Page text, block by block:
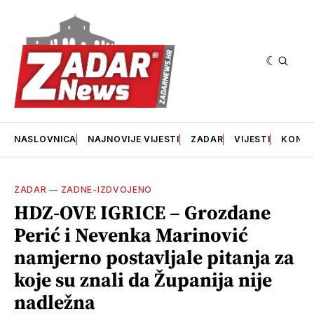
NASLOVNICA NAJNOVIJE VIJESTI ZADAR VIJESTI
ZADAR — ZADNE-IZDVOJENO
HDZ-OVE IGRICE – Grozdane
Perić i Nevenka Marinović
namjerno postavljale pitanja za
koje su znali da Županija nije
nadležna